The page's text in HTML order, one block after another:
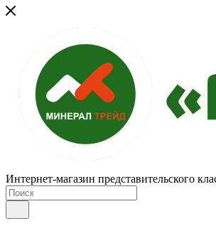
Интернет-магазин представительского